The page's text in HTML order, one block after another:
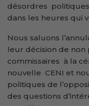
désordres
dans les heures qui
Nous saluons
leur décision de
commissaires à la
nouvelle CENI et
politiques de
des questions